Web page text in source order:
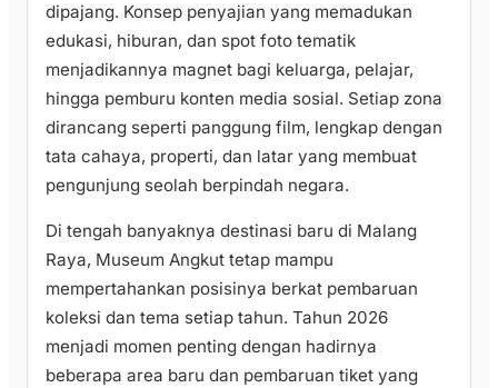
dipajang. Konsep penyajian yang memadukan
edukasi, hiburan, dan spot foto tematik
menjadikannya magnet bagi keluarga, pelajar,
hingga pemburu konten media sosial. Setiap zona
dirancang seperti panggung film, lengkap dengan
tata cahaya, properti, dan latar yang membuat
pengunjung seolah berpindah negara.
Di tengah banyaknya destinasi baru di Malang
Raya, Museum Angkut tetap mampu
mempertahankan posisinya berkat pembaruan
koleksi dan tema setiap tahun. Tahun 2026
menjadi momen penting dengan hadirnya
beberapa area baru dan pembaruan tiket yang